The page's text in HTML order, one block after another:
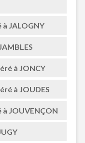
JALOGNY
à JONCY
à JOUDES
JOUVENÇON